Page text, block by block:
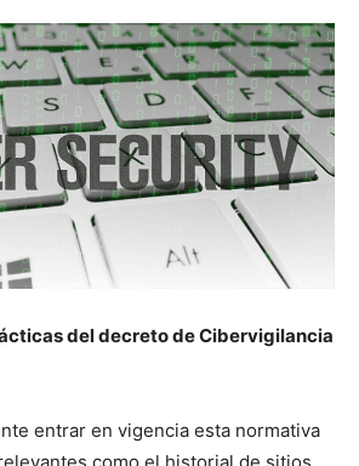
del decreto de Cibervigilancia
entrar en vigencia esta normativa